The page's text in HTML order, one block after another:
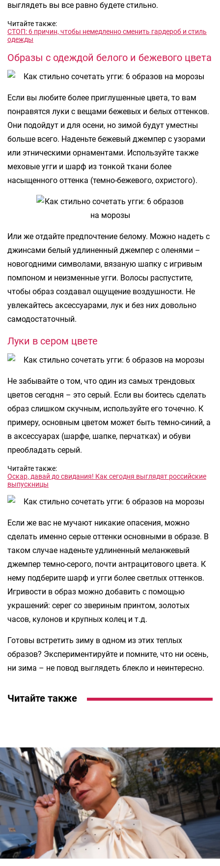
выглядеть вы все равно будете стильно.
Читайте также:
СТОП: 6 причин, чтобы немедленно сменить гардероб и стиль
одежды
Образы с одеждой белого и бежевого цвета
Если вы любите более приглушенные цвета, то вам
понравятся луки с вещами бежевых и белых оттенков.
Они подойдут и для осени, но зимой будут уместны
больше всего. Наденьте бежевый джемпер с узорами
или этническими орнаментами. Используйте также
меховые угги и шарф из тонкой ткани более
насыщенного оттенка (темно-бежевого, охристого).
Или же отдайте предпочтение белому. Можно надеть с
джинсами белый удлиненный джемпер с оленями –
новогодними символами, вязаную шапку с игривым
помпоном и неизменные угги. Волосы распустите,
чтобы образ создавал ощущение воздушности. Не
увлекайтесь аксессуарами, лук и без них довольно
самодостаточный.
Луки в сером цвете
Не забывайте о том, что один из самых трендовых
цветов сегодня – это серый. Если вы боитесь сделать
образ слишком скучным, используйте его точечно. К
примеру, основным цветом может быть темно-синий, а
в аксессуарах (шарфе, шапке, перчатках) и обуви
преобладать серый.
Читайте также:
Оскар, давай до свидания! Как сегодня выглядят российские
выпускницы
Если же вас не мучают никакие опасения, можно
сделать именно серые оттенки основными в образе. В
таком случае наденьте удлиненный меланжевый
джемпер темно-серого, почти антрацитового цвета. К
нему подберите шарф и угги более светлых оттенков.
Игривости в образ можно добавить с помощью
украшений: серег со звериным принтом, золотых
часов, кулонов и крупных колец и т.д.
Готовы встретить зиму в одном из этих теплых
образов? Экспериментируйте и помните, что ни осень,
ни зима – не повод выглядеть блекло и неинтересно.
Читайте также